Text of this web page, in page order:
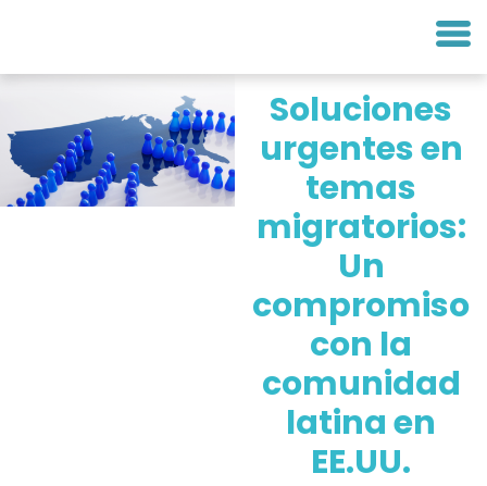
Soluciones
urgentes en
temas
migratorios:
Un
compromiso
con la
comunidad
latina en
EE.UU.